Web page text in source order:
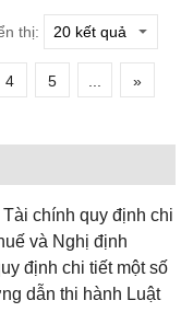
thị:
4 5 »
chính quy định chi
và Nghị định
định chi tiết một số
dẫn thi hành Luật